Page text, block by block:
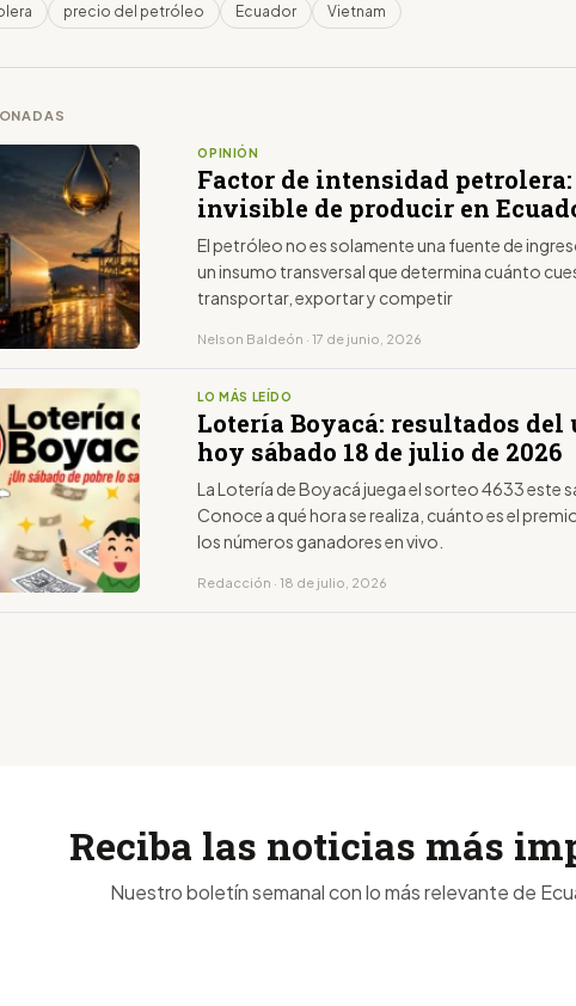
precio del petróleo Ecuador Vietnam
OPINIÓN
Factor de intensidad
invisible de producir en
El petróleo no es solamente una fuente de
un insumo transversal que determina cuánto
transportar, exportar y competir
Nelson Baldeón · 17 de junio, 2026
LO MÁS LEÍDO
Lotería Boyacá: resultados
hoy sábado 18 de julio de 2026
La Lotería de Boyacá juega el sorteo 4633 este
Conoce a qué hora se realiza, cuánto es el
los números ganadores en vivo.
Redacción · 18 de julio, 2026
Reciba las noticias más
Nuestro boletín semanal con lo más relevante de